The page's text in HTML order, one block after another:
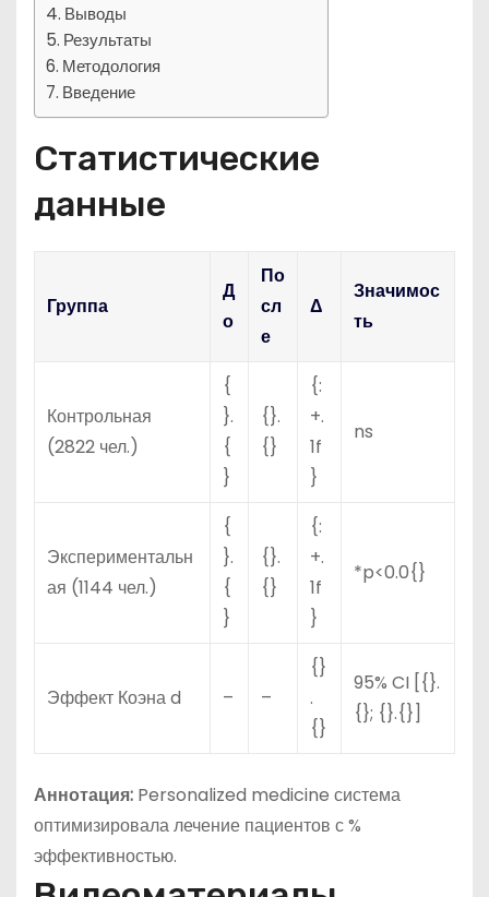
Выводы
Результаты
Методология
Введение
Статистические
данные
Группа
Д
о
По
сл
е
Δ
Значимос
ть
Контрольная
(2822 чел.)
{
}.
{
}
{}.
{}
{:
+.
1f
}
ns
Экспериментальн
ая (1144 чел.)
{
}.
{
}
{}.
{}
{:
+.
1f
}
*p<0.0{}
Эффект Коэна d – –
{}
.
{}
95% CI [{}.
{}; {}.{}]
Аннотация: Personalized medicine система
оптимизировала лечение пациентов с %
эффективностью.